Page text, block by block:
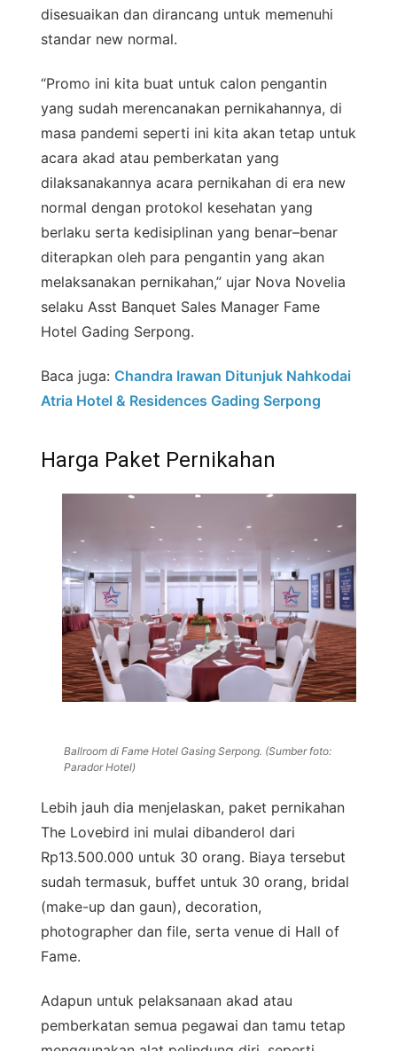
disesuaikan dan dirancang untuk memenuhi
standar new normal.
“Promo ini kita buat untuk calon pengantin
yang sudah merencanakan pernikahannya, di
masa pandemi seperti ini kita akan tetap untuk
acara akad atau pemberkatan yang
dilaksanakannya acara pernikahan di era new
normal dengan protokol kesehatan yang
berlaku serta kedisiplinan yang benar–benar
diterapkan oleh para pengantin yang akan
melaksanakan pernikahan,” ujar Nova Novelia
selaku Asst Banquet Sales Manager Fame
Hotel Gading Serpong.
Baca juga: Chandra Irawan Ditunjuk Nahkodai
Atria Hotel & Residences Gading Serpong
Harga Paket Pernikahan
Ballroom di Fame Hotel Gasing Serpong. (Sumber foto:
Parador Hotel)
Lebih jauh dia menjelaskan, paket pernikahan
The Lovebird ini mulai dibanderol dari
Rp13.500.000 untuk 30 orang. Biaya tersebut
sudah termasuk, buffet untuk 30 orang, bridal
(make-up dan gaun), decoration,
photographer dan file, serta venue di Hall of
Fame.
Adapun untuk pelaksanaan akad atau
pemberkatan semua pegawai dan tamu tetap